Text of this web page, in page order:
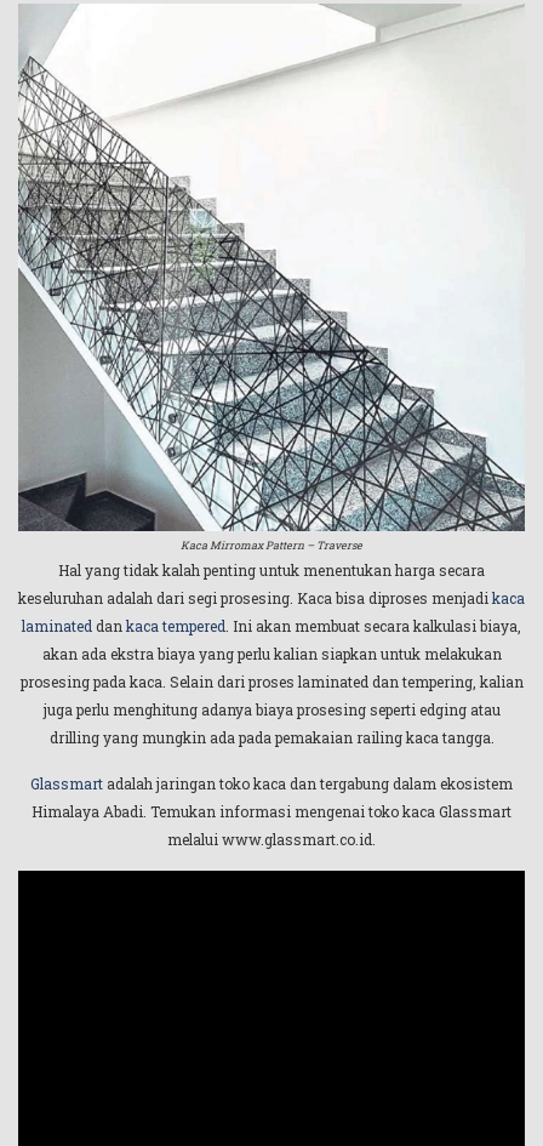
Kaca Mirromax Pattern – Traverse
Hal yang tidak kalah penting untuk menentukan harga secara
keseluruhan adalah dari segi prosesing. Kaca bisa diproses menjadi kaca
laminated dan kaca tempered . Ini akan membuat secara kalkulasi biaya,
akan ada ekstra biaya yang perlu kalian siapkan untuk melakukan
prosesing pada kaca. Selain dari proses laminated dan tempering, kalian
juga perlu menghitung adanya biaya prosesing seperti edging atau
drilling yang mungkin ada pada pemakaian railing kaca tangga.
Glassmart adalah jaringan toko kaca dan tergabung dalam ekosistem
Himalaya Abadi. Temukan informasi mengenai toko kaca Glassmart
melalui www.glassmart.co.id.